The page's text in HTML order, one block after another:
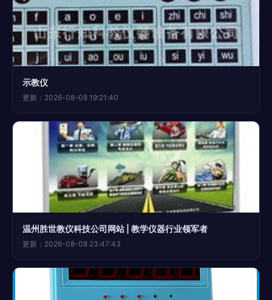
示教仪
更新：2026-08-08 19:21:40
温州胜世教仪科技公司网站 | 教学仪器行业领军者
更新：2026-08-08 23:47:43